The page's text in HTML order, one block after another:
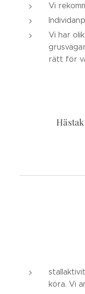
Vi
Vi har
rätt för
köra. Vi